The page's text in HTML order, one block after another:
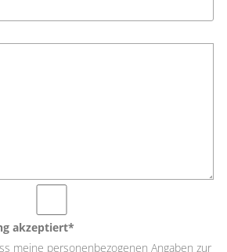
akzeptiert*
meine personenbezogenen Angaben zur